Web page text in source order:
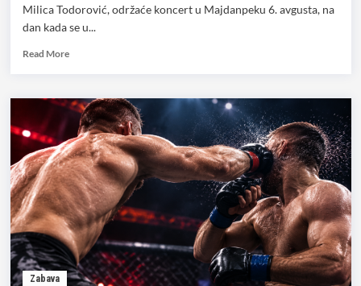
Milica Todorović, održaće koncert u Majdanpeku 6. avgusta, na
dan kada se u...
Read MoreRead
Milica
Todorović
nastupa
u
Majdanpeku
povodom
Dana
rudara
Zabava